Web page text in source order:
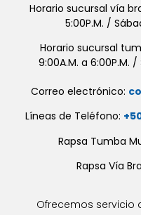
Horario sucursal vía
5:00P.M. /
Horario sucursal
9:00A.M. a 6:00P.M.
Correo electrónico:
Líneas de Teléfono:
Rapsa Tumba
Rapsa Vía
Ofrecemos servicio